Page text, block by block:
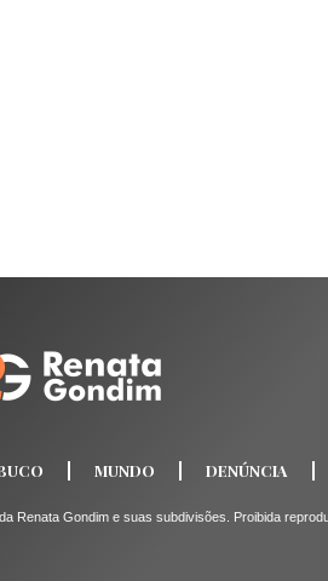
MUNDO DENÚNCIA
Gondim e suas subdivisões. Proibida